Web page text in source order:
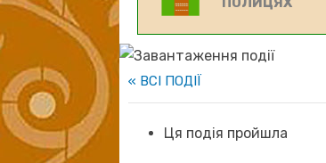
« ВСІ ПОДІЇ
Ця подія пройшла